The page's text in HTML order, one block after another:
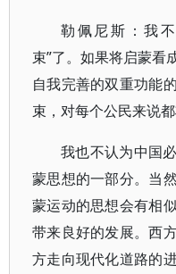
勒佩尼斯：我
束”了。如果将启蒙看
自我完善的双重功能
束，对每个公民来说
我也不认为中国
蒙思想的一部分。当
蒙运动的思想会有相
带来良好的发展。西
方走向现代化道路的